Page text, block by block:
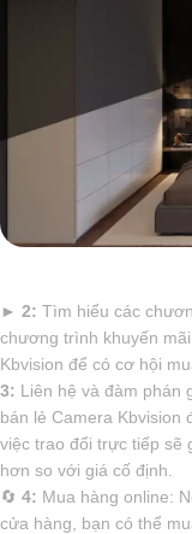
► 2: Tìm hiểu các
chương trình khuyến
Kbvision để có cơ hội
3: Liên hệ và đàm phán
bán lẻ Camera Kbvision
việc trao đổi trực tiếp sẽ
hơn so với giá cố định.
🔄 4: Mua hàng online:
cửa hàng, bạn có thể